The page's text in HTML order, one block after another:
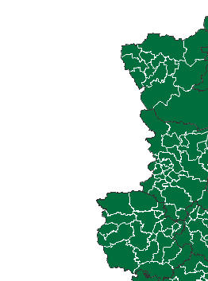
Bitterfeld-Wolfen, Stadt
Blankenburg (Harz), Stadt
Brücken-Hackpfüffel
Bülstringen
Burg, Stadt
Burgstall
Calbe (Saale), Stadt